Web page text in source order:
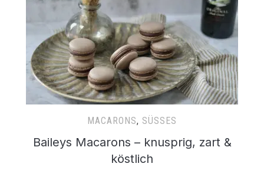
MACARONS, SÜSSES
Baileys Macarons – knusprig, zart &
köstlich